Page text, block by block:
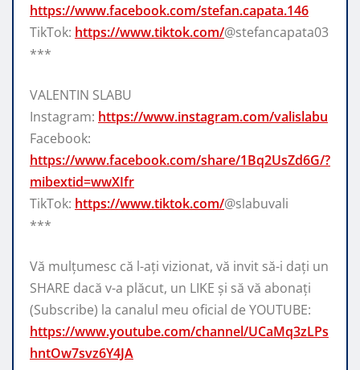
https://www.facebook.com/stefan.capata.146
TikTok: https://www.tiktok.com/@stefancapata03
***
VALENTIN SLABU
Instagram: https://www.instagram.com/valislabu
Facebook:
https://www.facebook.com/share/1Bq2UsZd6G/?
mibextid=wwXIfr
TikTok: https://www.tiktok.com/@slabuvali
***
Vă mulțumesc că l-ați vizionat, vă invit să-i dați un
SHARE dacă v-a plăcut, un LIKE și să vă abonați
(Subscribe) la canalul meu oficial de YOUTUBE:
https://www.youtube.com/channel/UCaMq3zLPs
hntOw7svz6Y4JA